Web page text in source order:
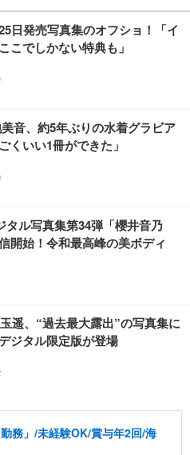
日発売写真集のオフショ！「イ
こでしかない特典も」
音、約5年ぶりの水着グラビア
くいい1冊ができた」
タル写真集第34弾「櫻井音乃
開始！令和最高峰の美ボディ
遥、“過去最大露出”の写真集に
ジタル限定版が登場
務」/未経験OK/賞与年2回/海